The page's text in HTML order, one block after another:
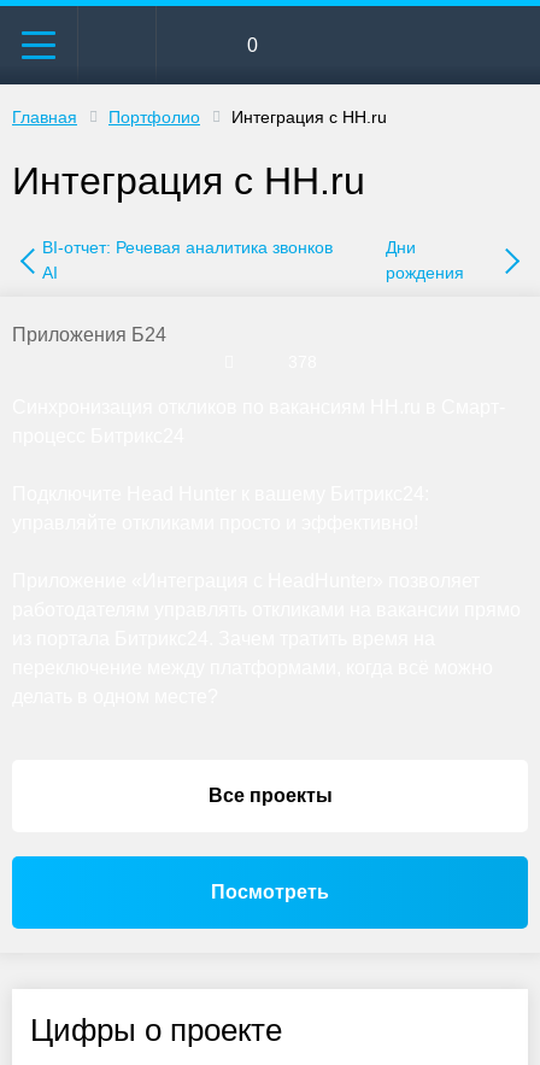
0
Главная Портфолио Интеграция с HH.ru
Интеграция с HH.ru
BI-отчет: Речевая аналитика звонков
AI
Дни
рождения
Приложения Б24
Все проекты
Посмотреть
Цифры о проекте